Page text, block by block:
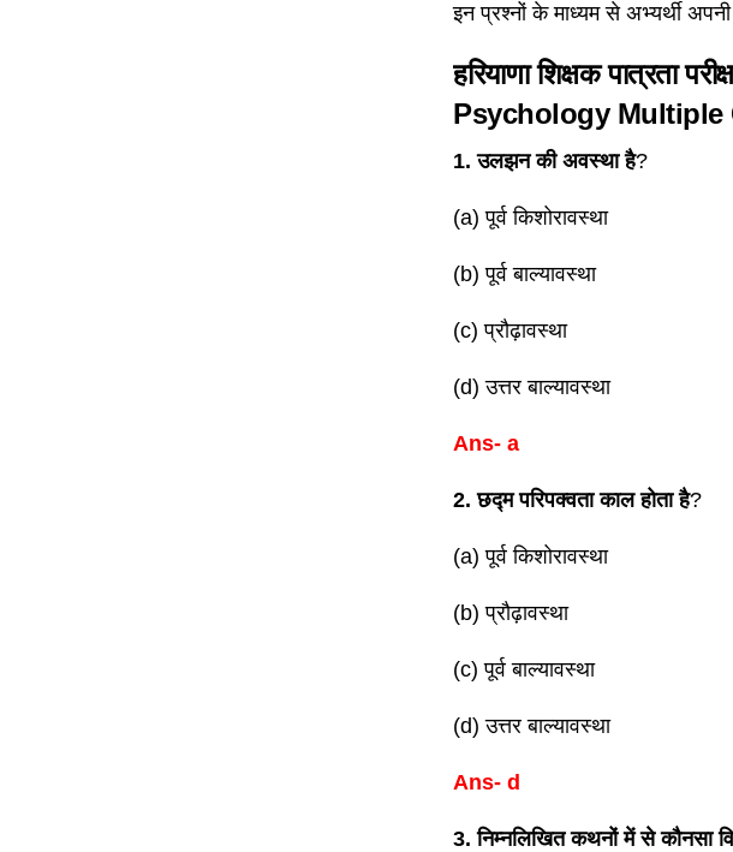
इन प्रश्नों के माध्यम से अभ्यर्थी
हरियाणा शिक्षक पात्रता
Psychology Multiple
1. उलझन की अवस्था है?
(a) पूर्व किशोरावस्था
(b) पूर्व बाल्यावस्था
(c) प्रौढ़ावस्था
(d) उत्तर बाल्यावस्था
Ans- a
2. छद्म परिपक्वता काल होता है?
(a) पूर्व किशोरावस्था
(b) प्रौढ़ावस्था
(c) पूर्व बाल्यावस्था
(d) उत्तर बाल्यावस्था
Ans- d
3. निम्नलिखित कथनों में से कौनसा